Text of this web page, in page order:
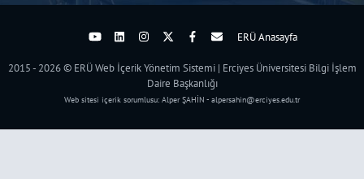
ERÜ Anasayfa
2015 - 2026 © ERÜ Web İçerik Yönetim Sistemi | Erciyes Üniversitesi Bilgi İşlem
Daire Başkanlığı
Web sitesi içerik sorumlusu: Alper ŞAHİN - alpersahin@erciyes.edu.tr